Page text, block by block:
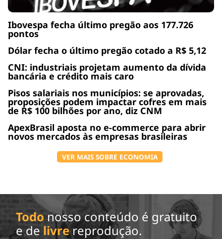
Ibovespa fecha último pregão aos 177.726
pontos
Dólar fecha o último pregão cotado a R$ 5,12
CNI: industriais projetam aumento da dívida
bancária e crédito mais caro
Pisos salariais nos municípios: se aprovadas,
proposições podem impactar cofres em mais
de R$ 100 bilhões por ano, diz CNM
ApexBrasil aposta no e-commerce para abrir
novos mercados às empresas brasileiras
VER MAIS SOBRE ECONOMIA
Todo nosso conteúdo é gratuito
e de livrereprodução.